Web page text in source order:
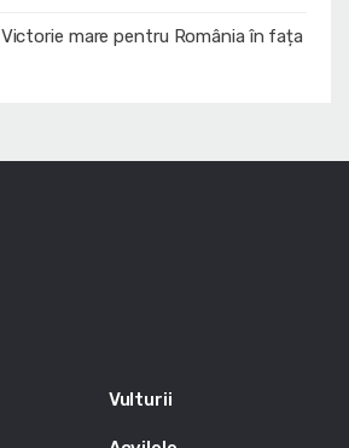
Victorie mare pentru România în fața
Vulturii